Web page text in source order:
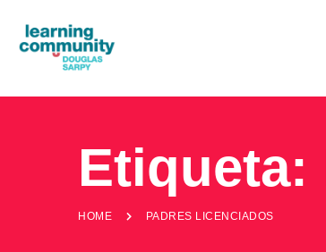
Etiqueta:
HOME PADRES LICENCIADOS